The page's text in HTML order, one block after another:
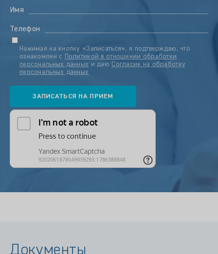
Имя
Телефон
Нажимая на кнопку «Записаться», я подтверждаю, что
ознакомлен с
Политикой в отношении обработки
персональных данных и даю Согласие на обработку
персональных данных
Документы